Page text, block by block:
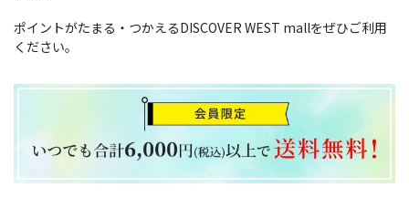
ポイントがたまる・つかえるDISCOVER WEST mallをぜひご利用
ください。